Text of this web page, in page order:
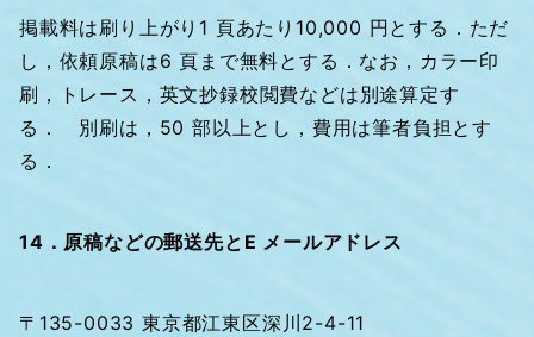
掲載料は刷り上がり1 頁あたり10,000 円とする．ただ
し，依頼原稿は6 頁まで無料とする．なお，カラー印
刷，トレース，英文抄録校閲費などは別途算定す
る． 別刷は，50 部以上とし，費用は筆者負担とす
る．
14．原稿などの郵送先とE メールアドレス
〒135-0033 東京都江東区深川2-4-11